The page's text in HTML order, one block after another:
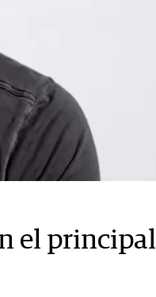
el principal